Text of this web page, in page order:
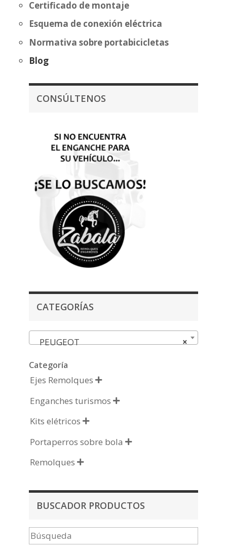
Certificado de montaje
Esquema de conexión eléctrica
Normativa sobre portabicicletas
Blog
CONSÚLTENOS
CATEGORÍAS
×
PEUGEOT
Categoría
Ejes Remolques 
Enganches turismos 
Kits elétricos 
Portaperros sobre bola 
Remolques 
BUSCADOR PRODUCTOS